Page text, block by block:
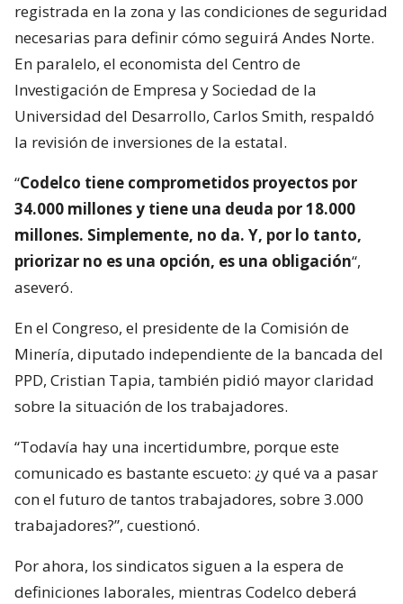
registrada en la zona y las condiciones de seguridad
necesarias para definir cómo seguirá Andes Norte.
En paralelo, el economista del Centro de
Investigación de Empresa y Sociedad de la
Universidad del Desarrollo, Carlos Smith, respaldó
la revisión de inversiones de la estatal.
“Codelco tiene comprometidos proyectos por
34.000 millones y tiene una deuda por 18.000
millones. Simplemente, no da. Y, por lo tanto,
priorizar no es una opción, es una obligación“,
aseveró.
En el Congreso, el presidente de la Comisión de
Minería, diputado independiente de la bancada del
PPD, Cristian Tapia, también pidió mayor claridad
sobre la situación de los trabajadores.
“Todavía hay una incertidumbre, porque este
comunicado es bastante escueto: ¿y qué va a pasar
con el futuro de tantos trabajadores, sobre 3.000
trabajadores?”, cuestionó.
Por ahora, los sindicatos siguen a la espera de
definiciones laborales, mientras Codelco deberá